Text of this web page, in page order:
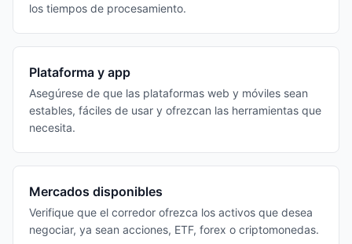
los tiempos de procesamiento.
Plataforma y app
Asegúrese de que las plataformas web y móviles sean
estables, fáciles de usar y ofrezcan las herramientas que
necesita.
Mercados disponibles
Verifique que el corredor ofrezca los activos que desea
negociar, ya sean acciones, ETF, forex o criptomonedas.